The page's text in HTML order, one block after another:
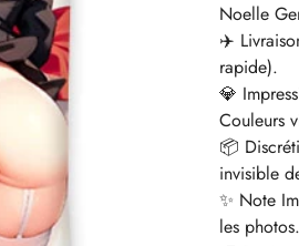
Noelle
✈️
rapide).
💎
Couleurs
📦
invisible
✨ Note
les